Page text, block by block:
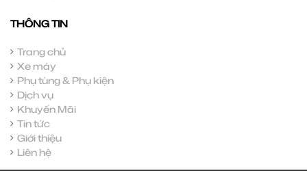
THÔNG TIN
Trang chủ
Xe máy
Phụ tùng & Phụ kiện
Dịch vụ
Khuyến Mãi
Tin tức
Giới thiệu
Liên hệ